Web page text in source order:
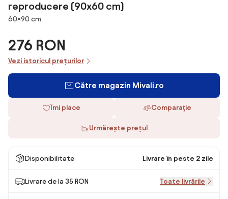
reproducere (90x60 cm)
Dimensiuni
60×90 cm
276 RON
Vezi istoricul prețurilor
Către magazin Mivali.ro
Îmi place Comparaţie
Urmărește prețul
Disponibilitate Livrare în peste 2 zile
Livrare de la 35 RON Toate livrările